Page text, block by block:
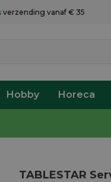
verzending vanaf € 35
Hobby Horeca
TABLESTAR